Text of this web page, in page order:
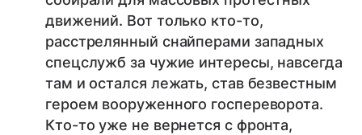
движений. Вот только кто-то,
расстрелянный снайперами западных
спецслужб за чужие интересы, навсегда
там и остался лежать, став безвестным
героем вооруженного госпереворота.
Кто-то уже не вернется с фронта,